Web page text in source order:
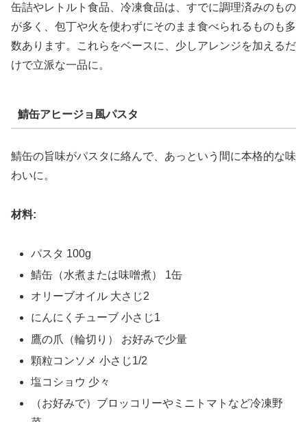
缶詰やレトルト食品、冷凍食品は、すでに調理済みのもの
が多く、包丁や火を使わずにそのまま食べられるものも多
数あります。これらをベースに、少しアレンジを加えるだ
けで立派な一品に。
鯖缶アヒージョ風パスタ
鯖缶の旨味がパスタに絡んで、あっという間に本格的な味
わいに。
材料:
パスタ 100g
鯖缶（水煮または味噌煮） 1缶
オリーブオイル 大さじ2
にんにくチューブ 小さじ1
鷹の爪（輪切り） お好みで少量
顆粒コンソメ 小さじ1/2
塩コショウ 少々
（お好みで）ブロッコリーやミニトマトなど冷凍野